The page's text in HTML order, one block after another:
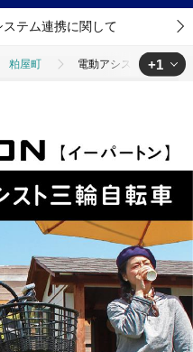
ステム連携に関して
粕屋町 電動アシスト 三輪自
+1